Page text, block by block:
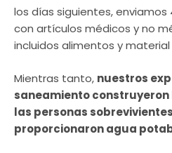
los días siguientes,
con artículos médicos y no
incluidos alimentos y
Mientras tanto, nuestros
saneamiento
las personas
proporcionaron agua